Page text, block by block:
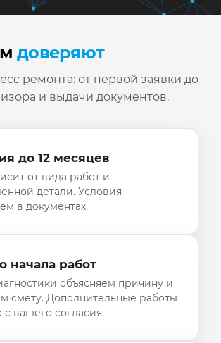
доверяют
ремонта: от первой заявки до
и выдачи документов.
до 12 месяцев
от вида работ и
детали. Условия
в документах.
начала работ
объясняем причину и
смету. Дополнительные работы
вашего согласия.